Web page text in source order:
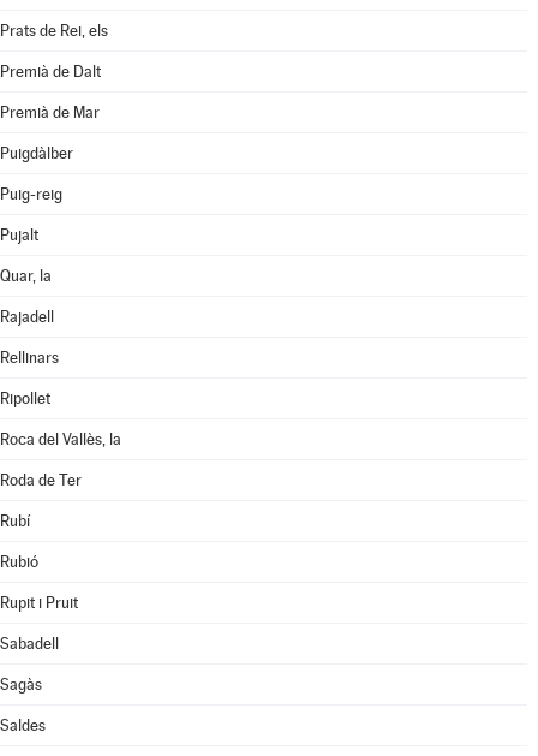
Prats de Rei, els
Premià de Dalt
Premià de Mar
Puigdàlber
Puig-reig
Pujalt
Quar, la
Rajadell
Rellinars
Ripollet
Roca del Vallès, la
Roda de Ter
Rubí
Rubió
Rupit i Pruit
Sabadell
Sagàs
Saldes